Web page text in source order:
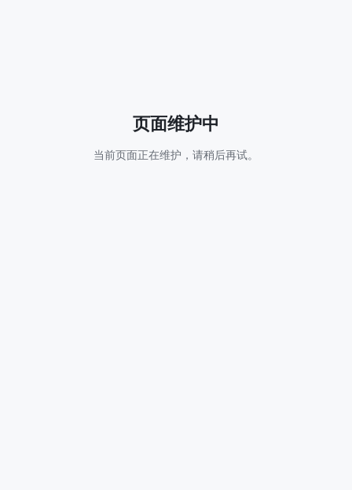
页面维护中
当前页面正在维护，请稍后再试。